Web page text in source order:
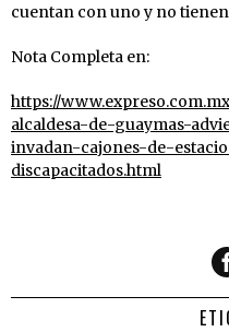
cuentan con uno y no
Nota Completa en:
https://
alcaldesa-de-guaymas-
invadan-cajones-de-
discapacitados.html